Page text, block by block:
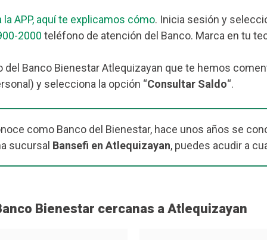
la APP, aquí te explicamos cómo. Inicia sesión y
2000 teléfono de atención del Banco. Marca en tu
del Banco Bienestar Atlequizayan que te hemos
y selecciona la opción “Consultar Saldo“.
como Banco del Bienestar, hace unos años se
sucursal Bansefi en Atlequizayan, puedes acudir a
Bienestar cercanas a Atlequizayan